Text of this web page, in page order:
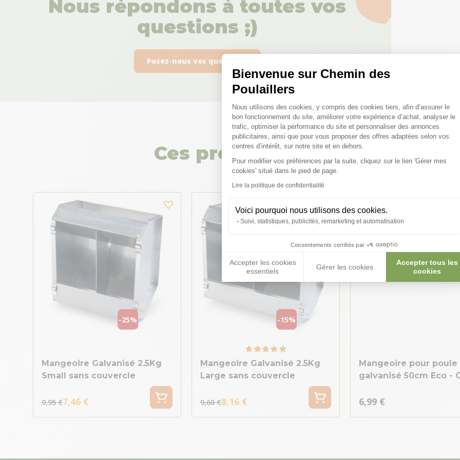
Bienvenue sur Chemin des
Poulaillers
Plateforme de Gestion du
Nous utilisons des cookies, y compris des cookies tiers, afin d’assurer le
bon fonctionnement du site, améliorer votre expérience d’achat, analyser le
trafic, optimiser la performance du site et personnaliser des annonces
publicitaires, ainsi que pour vous proposer des offres adaptées selon vos
centres d’intérêt, sur notre site et en dehors.
Pour modifier vos préférences par la suite, cliquez sur le lien 'Gérer mes
cookies' situé dans le pied de page.
Lire la politique de confidentialité
Voici pourquoi nous utilisons des cookies.
Suivi, statistiques, publicités, remarketing et automatisation
Consentements certifiés par
Accepter les cookies
essentiels
Gérer les cookies
Accepter tous les
cookies
Axeptio consent
Nous répondons à toutes vos
questions ;)
Posez-nous vos questions
Ces produits peuvent vous
-25%
Mangeoire Galvanisé 2.5Kg
Small sans couvercle
9,95 €7,46 €
-15%
Mangeoire Galvanisé 2.5Kg
Large sans couvercle
9,60 €8,16 €
Mangeoire pour poule
galvanisé 50cm Eco -
6,99 €